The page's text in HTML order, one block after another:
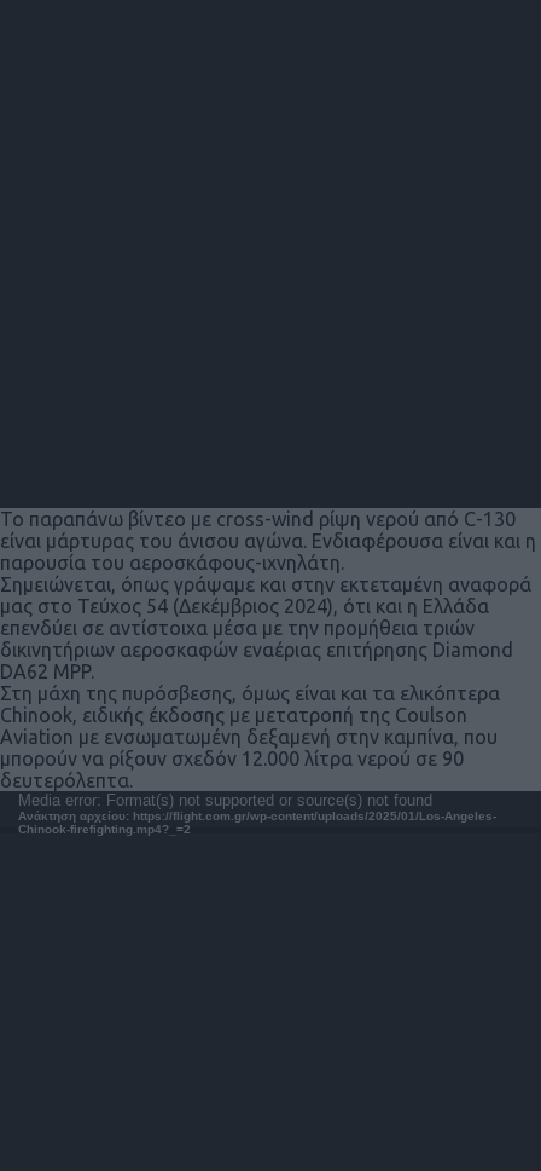
Το παραπάνω βίντεο με cross-wind ρίψη νερού από C-130
είναι μάρτυρας του άνισου αγώνα. Ενδιαφέρουσα είναι και η
παρουσία του αεροσκάφους-ιχνηλάτη.
Σημειώνεται, όπως γράψαμε και στην εκτεταμένη αναφορά
μας στο Τεύχος 54 (Δεκέμβριος 2024), ότι και η Ελλάδα
επενδύει σε αντίστοιχα μέσα με την προμήθεια τριών
δικινητήριων αεροσκαφών εναέριας επιτήρησης Diamond
DA62 MPP.
Στη μάχη της πυρόσβεσης, όμως είναι και τα ελικόπτερα
Chinook, ειδικής έκδοσης με μετατροπή της Coulson
Aviation με ενσωματωμένη δεξαμενή στην καμπίνα, που
μπορούν να ρίξουν σχεδόν 12.000 λίτρα νερού σε 90
δευτερόλεπτα.
Πρόγραμμα
Αναπαραγωγής
Media error: Format(s) not supported or source(s) not found
Ανάκτηση αρχείου: https://flight.com.gr/wp-content/uploads/2025/01/Los-Angeles-
Chinook-firefighting.mp4?_=2